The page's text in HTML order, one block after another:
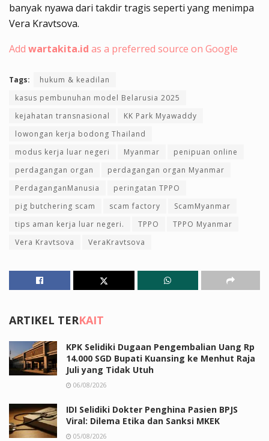
banyak nyawa dari takdir tragis seperti yang menimpa
Vera Kravtsova.
Add wartakita.id as a preferred source on Google
Tags:
hukum & keadilan
kasus pembunuhan model Belarusia 2025
kejahatan transnasional
KK Park Myawaddy
lowongan kerja bodong Thailand
modus kerja luar negeri
Myanmar
penipuan online
perdagangan organ
perdagangan organ Myanmar
PerdaganganManusia
peringatan TPPO
pig butchering scam
scam factory
ScamMyanmar
tips aman kerja luar negeri.
TPPO
TPPO Myanmar
Vera Kravtsova
VeraKravtsova
ARTIKEL TERKAIT
KPK Selidiki Dugaan Pengembalian Uang Rp
14.000 SGD Bupati Kuansing ke Menhut Raja
Juli yang Tidak Utuh
06/08/2026
IDI Selidiki Dokter Penghina Pasien BPJS
Viral: Dilema Etika dan Sanksi MKEK
05/08/2026